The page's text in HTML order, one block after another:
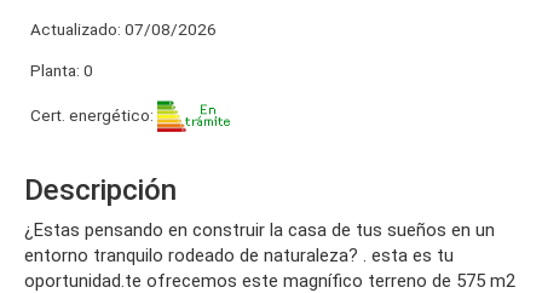
Actualizado: 07/08/2026
Planta: 0
Cert. energético:
Descripción
¿estas pensando en construir la casa de tus sueños en un
entorno tranquilo rodeado de naturaleza? . esta es tu
oportunidad.te ofrecemos este magnífico terreno de 575 m2